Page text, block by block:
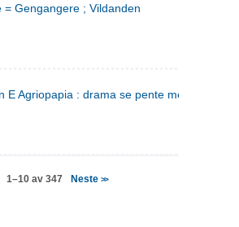
= Gengangere ; Vildanden
E Agriopapia : drama se pente mere
1–10 av 347 Neste >>